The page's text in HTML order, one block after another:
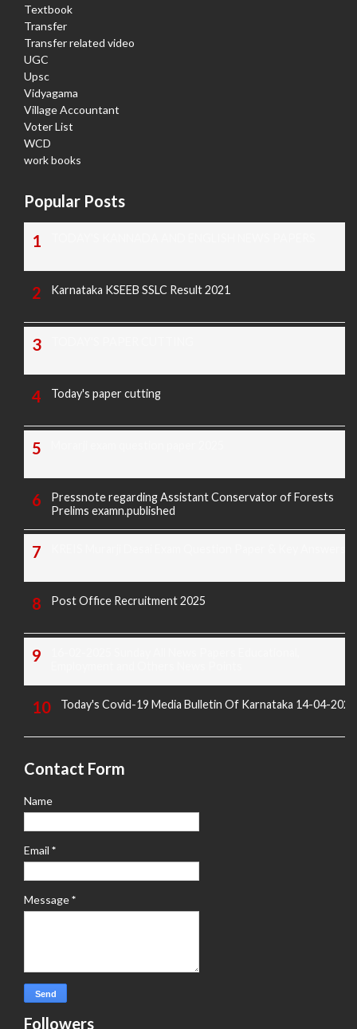
Textbook
Transfer
Transfer related video
UGC
Upsc
Vidyagama
Village Accountant
Voter List
WCD
work books
Popular Posts
Karnataka KSEEB SSLC Result 2021
Today's paper cutting
Pressnote regarding Assistant Conservator of Forests
Prelims examn.published
Post Office Recruitment 2025
Today's Covid-19 Media Bulletin Of Karnataka 14-04-2022
Contact Form
Name
Email *
Message*
Followers